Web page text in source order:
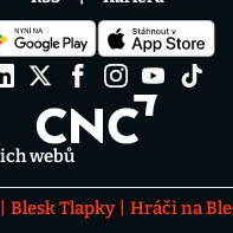
webů
Blesk Tlapky Hráči na